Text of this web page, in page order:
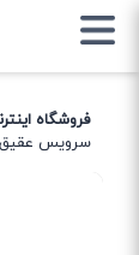
فروشگاه
سرویس عقیق